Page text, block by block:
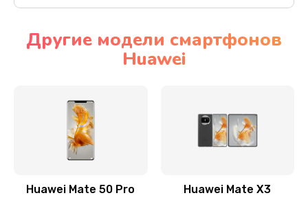
Заказать
Замена микрофона
Другие модели смартфонов
Huawei
Huawei Mate 50 Pro Huawei Mate X3